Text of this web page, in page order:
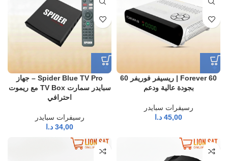
Forever 60 | ريسيفر فوريفر 60
بجودة عالية ودعم
رسيفرات سبايدر
45,00 د.ا
Spider Blue TV Pro – جهاز
سبايدر سمارت TV Box مع ريموت
احترافي
رسيفرات سبايدر
34,00 د.ا